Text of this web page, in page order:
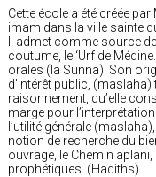
Cette école a été créée
imam dans la ville sainte
Il admet comme source
coutume, le ‘Urf de
orales (la Sunna). Son
d’intérêt public,
raisonnement, qu’elle
marge pour
l’utilité générale
notion de recherche du
ouvrage, le Chemin
prophétiques. (Hadiths)